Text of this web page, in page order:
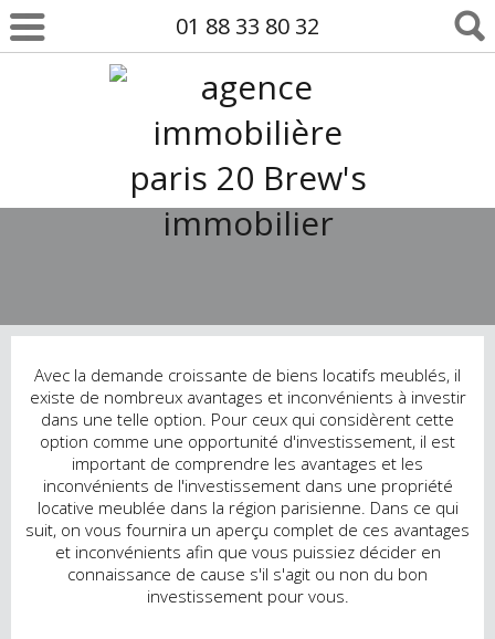
01 88 33 80 32
Avec la demande croissante de biens locatifs meublés, il
existe de nombreux avantages et inconvénients à investir
dans une telle option. Pour ceux qui considèrent cette
option comme une opportunité d'investissement, il est
important de comprendre les avantages et les
inconvénients de l'investissement dans une propriété
locative meublée dans la région parisienne. Dans ce qui
suit, on vous fournira un aperçu complet de ces avantages
et inconvénients afin que vous puissiez décider en
connaissance de cause s'il s'agit ou non du bon
investissement pour vous.